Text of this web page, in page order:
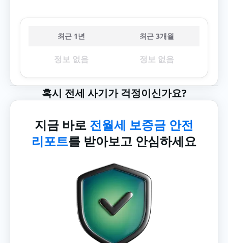
최근 1년 최근 3개월
정보 없음 정보 없음
혹시 전세 사기가 걱정이신가요?
지금 바로 전월세 보증금 안전
리포트를 받아보고 안심하세요